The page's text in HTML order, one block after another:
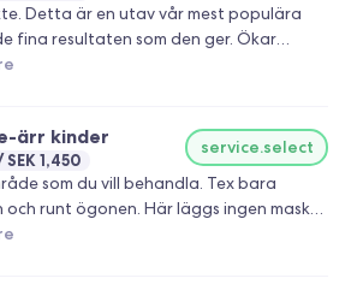
Detta är en utav vår mest populära
fina resultaten som den ger. Ökar
också på pigmenteringar, acneärr.
gäller till 30/7 i
av från ordinarie pris.
ärr kinder
SEK 1,450
service.select
som du vill behandla. Tex bara
och runt ögonen. Här läggs ingen mask